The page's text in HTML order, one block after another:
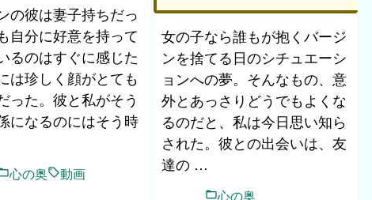
の彼は妻子持ちだっ
自分に好意を持って
るのはすぐに感じた
は珍しく顔がとても
った。彼と私がそう
になるのにはそう時
心の奥 動画
女の子なら誰もが抱くバージ
ンを捨てる日のシチュエーシ
ョンへの夢。そんなもの、意
外とあっさりどうでもよくな
るのだと、私は今日思い知ら
された。彼との出会いは、友
達の …
心の奥